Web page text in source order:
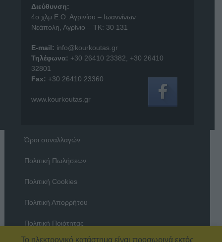
Διεύθυνση:
4o χλμ Ε.Ο. Αγρινίου – Ιωαννίνων
Νεάπολη, Αγρίνιο – ΤΚ: 30 131
E-mail: info@kourkoutas.gr
Τηλέφωνα: +30 26410 23382
+30 26410
32801
Fax: +30 26410 23360
www.kourkoutas.gr
Όροι συναλλαγών
Πολιτική Πωλήσεων
Πολιτική Cookies
Πολιτική Απορρήτου
Πολιτική Ποιότητας
Το ηλεκτρονικό κατάστημα είναι προσωρινά εκτός